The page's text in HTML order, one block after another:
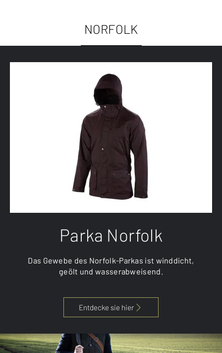
NORFOLK
Parka Norfolk
Das Gewebe des Norfolk-Parkas ist winddicht,
geölt und wasserabweisend.
Entdecke sie hier